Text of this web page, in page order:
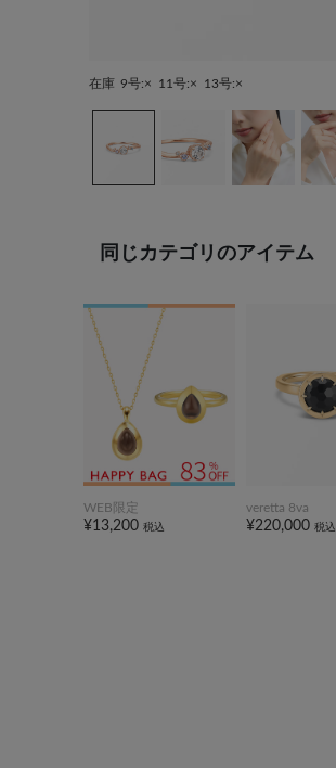
在庫 9号:× 11号:× 13号:×
同じカテゴリのアイテム
WEB限定
¥13,200 税込
veretta 8va
¥220,000 税込